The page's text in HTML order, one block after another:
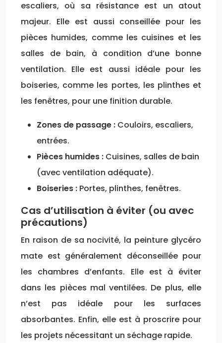
escaliers, où sa résistance est un atout
majeur. Elle est aussi conseillée pour les
pièces humides, comme les cuisines et les
salles de bain, à condition d’une bonne
ventilation. Elle est aussi idéale pour les
boiseries, comme les portes, les plinthes et
les fenêtres, pour une finition durable.
Zones de passage : Couloirs, escaliers,
entrées.
Pièces humides : Cuisines, salles de bain
(avec ventilation adéquate).
Boiseries : Portes, plinthes, fenêtres.
Cas d’utilisation à éviter (ou avec
précautions)
En raison de sa nocivité, la peinture glycéro
mate est généralement déconseillée pour
les chambres d’enfants. Elle est à éviter
dans les pièces mal ventilées. De plus, elle
n’est pas idéale pour les surfaces
absorbantes. Enfin, elle est à proscrire pour
les projets nécessitant un séchage rapide.